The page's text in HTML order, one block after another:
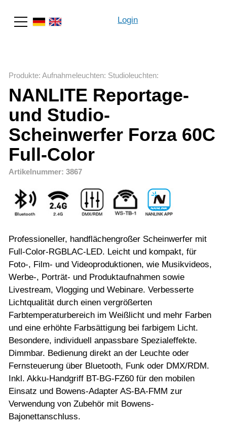
Login
Produkte: Aufnahmeleuchten: Studioleuchten:
NANLITE Reportage-
und Studio-
Scheinwerfer Forza 60C
Full-Color
Artikelnummer: 3867
Professioneller, handflächengroßer Scheinwerfer mit
Full-Color-RGBLAC-LED. Leicht und kompakt, für
Foto-, Film- und Videoproduktionen, wie Musikvideos,
Werbe-, Porträt- und Produktaufnahmen sowie
Livestream, Vlogging und Webinare. Verbesserte
Lichtqualität durch einen vergrößerten
Farbtemperaturbereich im Weißlicht und mehr Farben
und eine erhöhte Farbsättigung bei farbigem Licht.
Besondere, individuell anpassbare Spezialeffekte.
Dimmbar. Bedienung direkt an der Leuchte oder
Fernsteuerung über Bluetooth, Funk oder DMX/RDM.
Inkl. Akku-Handgriff BT-BG-FZ60 für den mobilen
Einsatz und Bowens-Adapter AS-BA-FMM zur
Verwendung von Zubehör mit Bowens-
Bajonettanschluss.